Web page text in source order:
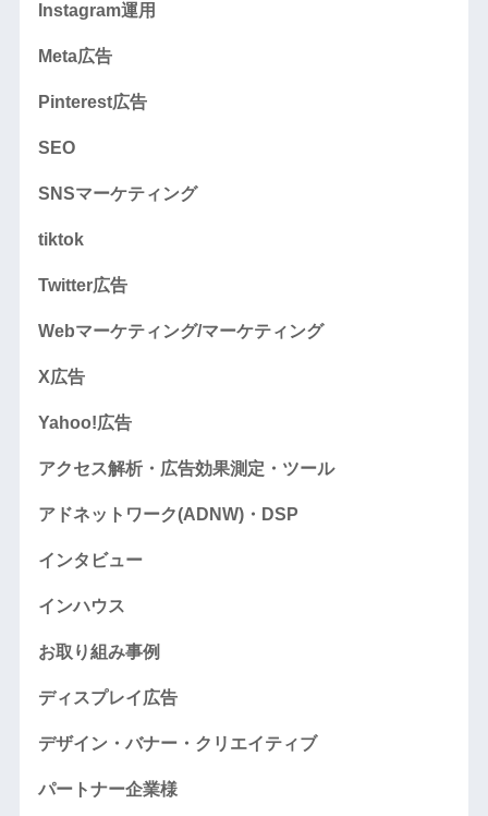
Instagram運用
Meta広告
Pinterest広告
SEO
SNSマーケティング
tiktok
Twitter広告
Webマーケティング/マーケティング
X広告
Yahoo!広告
アクセス解析・広告効果測定・ツール
アドネットワーク(ADNW)・DSP
インタビュー
インハウス
お取り組み事例
ディスプレイ広告
デザイン・バナー・クリエイティブ
パートナー企業様